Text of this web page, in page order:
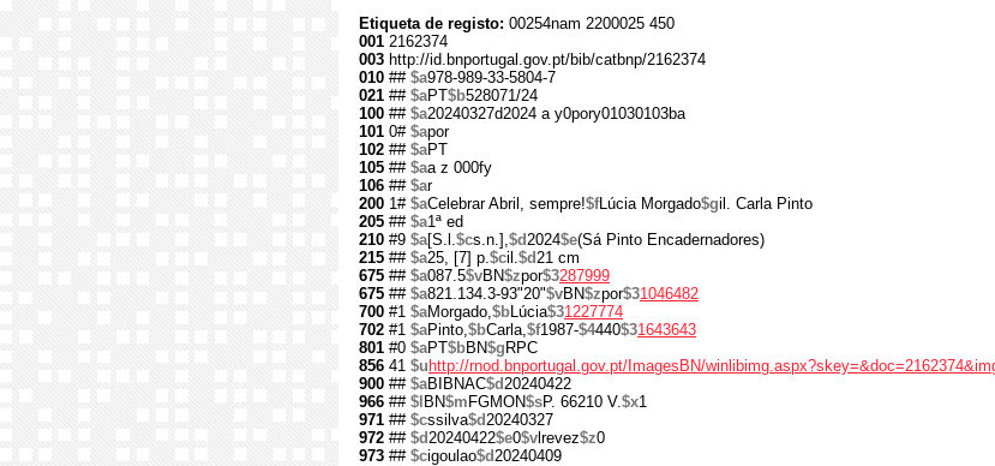
Etiqueta de registo: 00254nam 2200025 450
001 2162374
003 http://id.bnportugal.gov.pt/bib/catbnp/2162374
010 ## $a978-989-33-5804-7
021 ## $aPT$b528071/24
100 ## $a20240327d2024 a y0pory01030103ba
101 0# $apor
102 ## $aPT
105 ## $aa z 000fy
106 ## $ar
200 1# $aCelebrar Abril, sempre!$fLúcia Morgado$gil. Carla Pinto
205 ## $a1ª ed
210 #9 $a[S.l.$cs.n.],$d2024$e(Sá Pinto Encadernadores)
215 ## $a25, [7] p.$cil.$d21 cm
675 ## $a087.5$vBN$zpor$3287999
675 ## $a821.134.3-93"20"$vBN$zpor$31046482
700 #1 $aMorgado,$bLúcia$31227774
702 #1 $aPinto,$bCarla,$f1987-$4440$31643643
801 #0 $aPT$bBN$g RPC
856 41 $u http://rnod.bnportugal.gov.pt/ImagesBN/
900 ## $aBIBNAC$d20240422
966 ## $l BN$m FGMON$sP. 66210 V.$x1
971 ## $cssilva$d20240327
972 ## $d20240422$e0$v lrevez$z0
973 ## $cigoulao$d20240409